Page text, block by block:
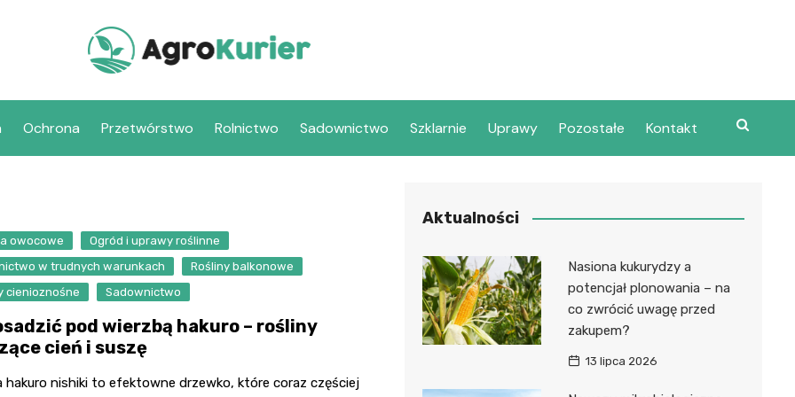
Ochrona Przetwórstwo Rolnictwo Sadownictwo Szklarnie Uprawy Pozostałe Kontakt
owocowe
Ogród i uprawy roślinne
w trudnych warunkach
Rośliny balkonowe
cienioznośne
Sadownictwo
pod wierzbą hakuro – rośliny
cień i suszę
hakuro nishiki to efektowne drzewko, które coraz częściej
Aktualności
Nasiona kukurydzy a
potencjał plonowania – na
co zwrócić uwagę przed
zakupem?
13 lipca 2026